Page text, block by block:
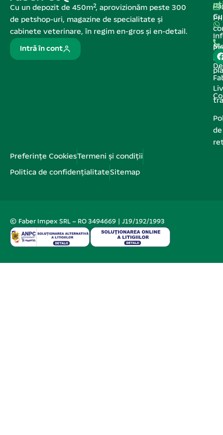
Cu un depozit de 450m², aprovizionăm peste 300
de petshop-uri, magazine de specialitate și
cabinete veterinare, în regim en-gros și en-detail.
Intră în cont
de
de
Preferințe CookiesTermeni și condiții
Politica de confidențialitateSitemap
© Faber Impex SRL – RO 3494669 | J19/192/1993